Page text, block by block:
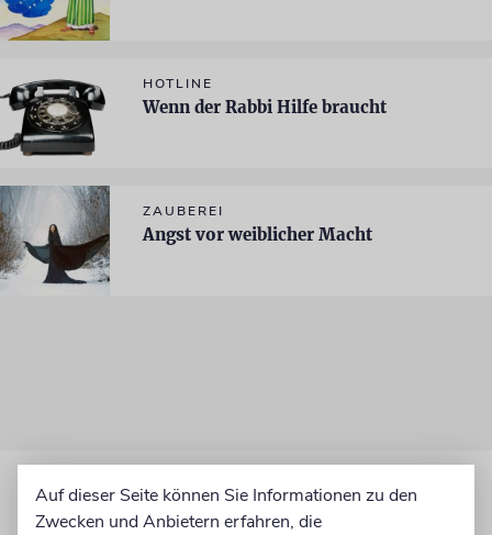
HOTLINE
Wenn der Rabbi Hilfe braucht
ZAUBEREI
Angst vor weiblicher Macht
Auf dieser Seite können Sie Informationen zu den
Zwecken und Anbietern erfahren, die